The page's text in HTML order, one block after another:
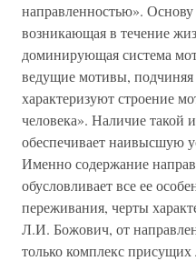
направленностью». Основу
возникающая в течение
доминирующая система
ведущие мотивы, подчиняя
характеризуют строение
человека». Наличие такой
обеспечивает наивысшую
Именно содержание
обусловливает все ее
переживания, черты
Л.И. Божович, от
только комплекс присущих